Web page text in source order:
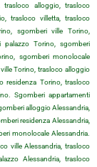
trasloco alloggio, trasloco
trasloco villetta, trasloco
sgomberi ville Torino,
palazzo Torino, sgomberi
sgomberi monolocale
Torino, trasloco alloggio
residenza Torino, trasloco
Sgomberi appartamenti
alloggio Alessandria,
residenza Alessandria,
monolocale Alessandria.
ville Alessandria, trasloco
Alessandria, trasloco